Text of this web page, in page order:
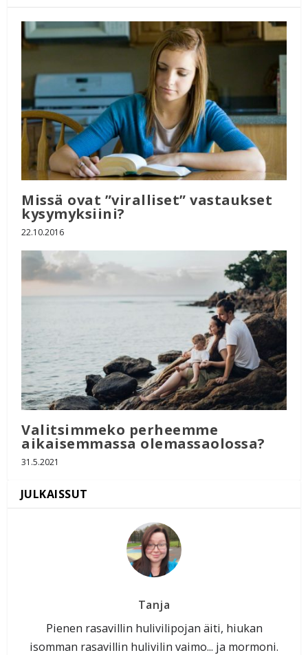
Missä ovat ”viralliset” vastaukset
kysymyksiini?
22.10.2016
Valitsimmeko perheemme
aikaisemmassa olemassaolossa?
31.5.2021
Tanja
Pienen rasavillin hulivilipojan äiti, hiukan
isomman rasavillin hulivilin vaimo... ja mormoni.